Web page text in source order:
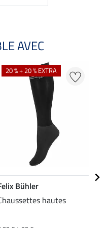
AVEC
20 % + 20 % EXTRA
Bühler
hautes